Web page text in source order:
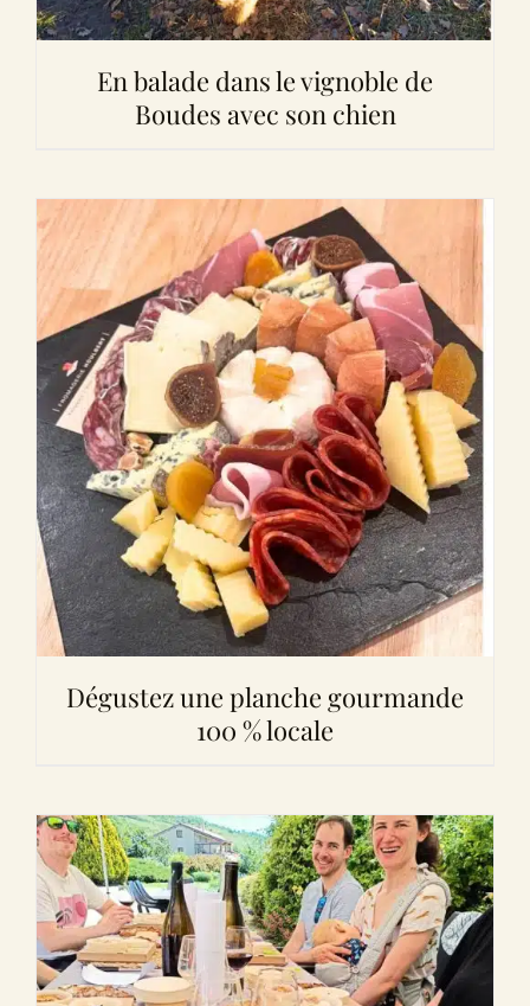
En balade dans le vignoble de
Boudes avec son chien
Dégustez une planche gourmande
100 % locale